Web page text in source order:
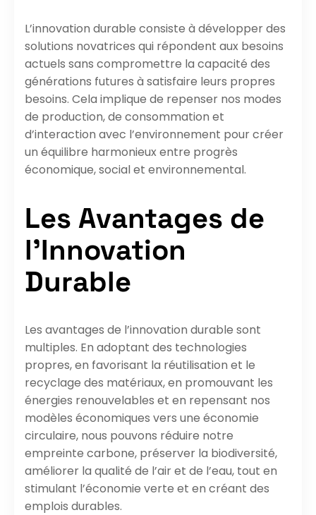
L’innovation durable consiste à développer des
solutions novatrices qui répondent aux besoins
actuels sans compromettre la capacité des
générations futures à satisfaire leurs propres
besoins. Cela implique de repenser nos modes
de production, de consommation et
d’interaction avec l’environnement pour créer
un équilibre harmonieux entre progrès
économique, social et environnemental.
Les Avantages de
l’Innovation
Durable
Les avantages de l’innovation durable sont
multiples. En adoptant des technologies
propres, en favorisant la réutilisation et le
recyclage des matériaux, en promouvant les
énergies renouvelables et en repensant nos
modèles économiques vers une économie
circulaire, nous pouvons réduire notre
empreinte carbone, préserver la biodiversité,
améliorer la qualité de l’air et de l’eau, tout en
stimulant l’économie verte et en créant des
emplois durables.